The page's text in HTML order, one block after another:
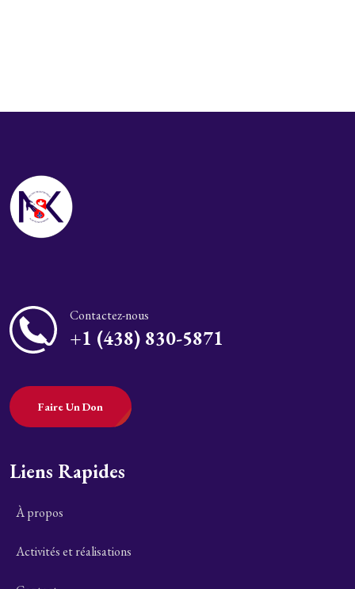
Contactez-nous
+1 (438) 830-5871
Faire Un Don
Liens Rapides
À propos
Activités et réalisations